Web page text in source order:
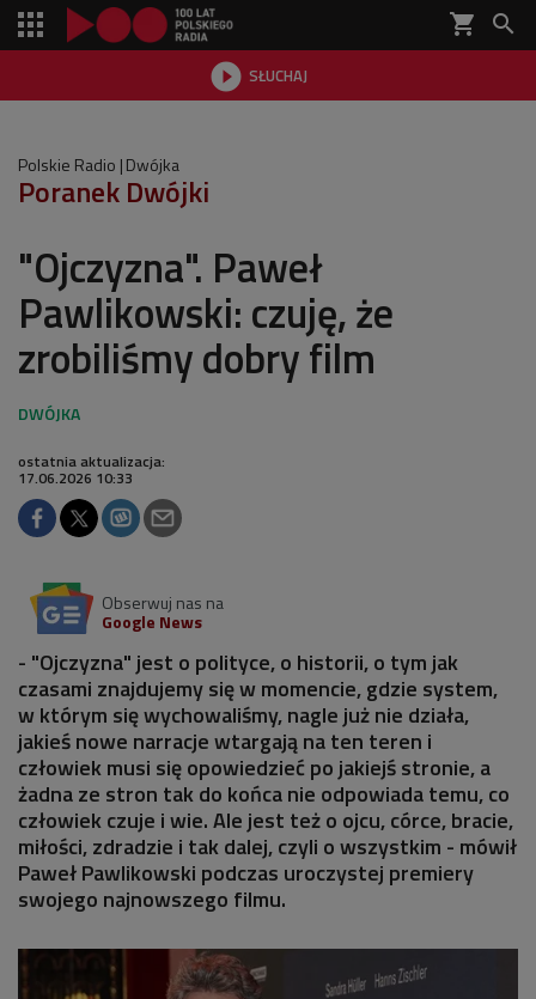
shopping_cart 
 SŁUCHAJ

Polskie Radio Dwójka
Poranek Dwójki
"Ojczyzna". Paweł
Pawlikowski: czuję, że
zrobiliśmy dobry film
ostatnia aktualizacja:
17.06.2026 10:33
Obserwuj nas na
Google News
- "Ojczyzna" jest o polityce, o historii, o tym jak
czasami znajdujemy się w momencie, gdzie system,
w którym się wychowaliśmy, nagle już nie działa,
jakieś nowe narracje wtargają na ten teren i
człowiek musi się opowiedzieć po jakiejś stronie, a
żadna ze stron tak do końca nie odpowiada temu, co
człowiek czuje i wie. Ale jest też o ojcu, córce, bracie,
miłości, zdradzie i tak dalej, czyli o wszystkim - mówił
Paweł Pawlikowski podczas uroczystej premiery
swojego najnowszego filmu.